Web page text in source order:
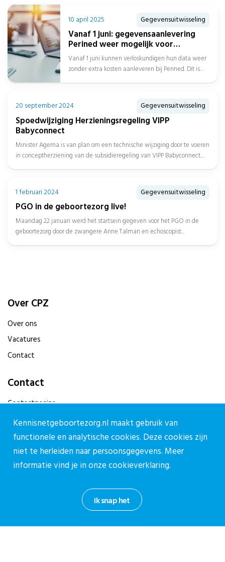
10 april 2025 Gegevensuitwisseling
Vanaf 1 juni: gegevensaanlevering
Perined weer mogelijk voor
verloskundigen
Vanaf 1 juni kunnen verloskundigen hun data weer
zonder extra kosten aanleveren bij Perined. Dit is
20 september 2024 Gegevensuitwisseling
Spoedwijziging Herzieningsregeling VIPP
Babyconnect
Minister Agema is van plan om een technische wijziging door te voeren
in conceptherziening van de subsidieregeling van VIPP Babyconnect....
1 februari 2024 Gegevensuitwisseling
PGO in de geboortezorg live!
Maandag 22 januari werd het startsein gegeven voor het PGO in de
geboortezorg door de zwangere Anne Talman en echoscopist...
Over CPZ
Over ons
Vacatures
Contact
Contact
Contactpagina
030-27 39 786
cpz@stichtingcpz.nl
Mercatorlaan 1200, 3528 BL Utrecht
Meld je aan voor onze nieuwsbrief.
Aanmelden nieuwsbrief
Ik snap het
Kennisnetgeboortezorg.nl maakt gebruik van
functionele en analytische cookies. Deze cookies zijn
niet te herleiden naar persoonsgegevens. Meer
informatie vind je in onzecookieverklaring.